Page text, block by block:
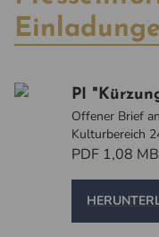
PI
Offener Brief
Kulturbereich
PDF 1,08 MB